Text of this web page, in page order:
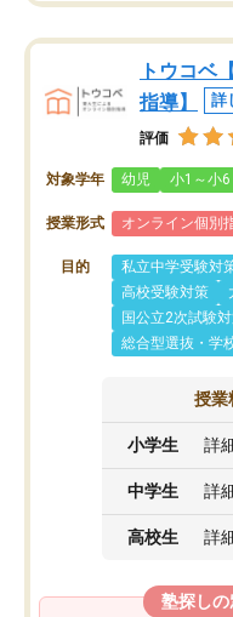
トウコベ
指導】
詳
評価
対象学年 幼児 小1～小6
授業形式 オンライン個別
目的 私立中学受験対
高校受験対策
国公立2次試験
総合型選抜・学
授業
小学生 詳
中学生 詳
高校生 詳
塾探し